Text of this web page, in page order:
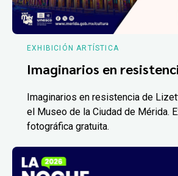
EXHIBICIÓN ARTÍSTICA
Imaginarios en
Imaginarios en resistencia de
el Museo de la Ciudad de Mérida.
fotográfica gratuita.